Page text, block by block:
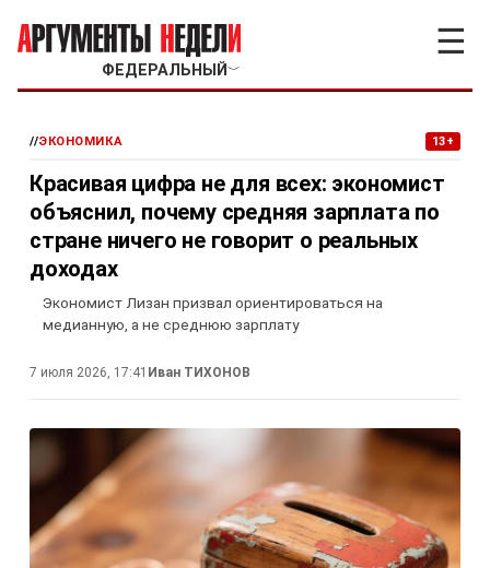
ФЕДЕРАЛЬНЫЙ ﹀
☰
//ЭКОНОМИКА 13+
Красивая цифра не для всех: экономист
объяснил, почему средняя зарплата по
стране ничего не говорит о реальных
доходах
Экономист Лизан призвал ориентироваться на
медианную, а не среднюю зарплату
7 июля 2026, 17:41 Иван ТИХОНОВ